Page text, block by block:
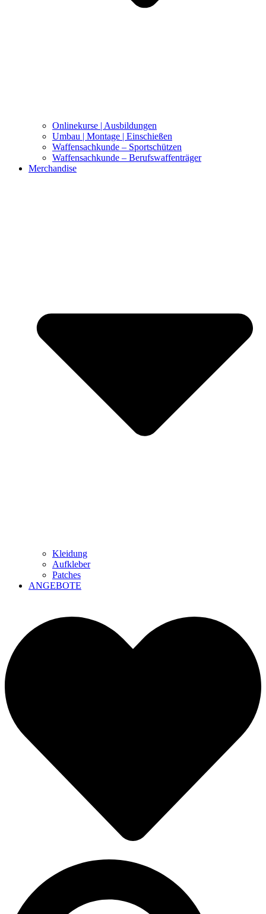
Onlinekurse | Ausbildungen
Umbau | Montage | Einschießen
Waffensachkunde – Sportschützen
Waffensachkunde – Berufswaffenträger
Merchandise
Kleidung
Aufkleber
Patches
ANGEBOTE